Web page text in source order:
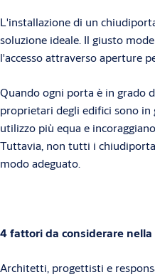
L'installazione di un
soluzione ideale. Il giusto
l'accesso attraverso aperture
Quando ogni porta è in grado
proprietari degli edifici sono
utilizzo più equa e
Tuttavia, non tutti i
modo adeguato.
4 fattori da considerare
Architetti, progettisti e